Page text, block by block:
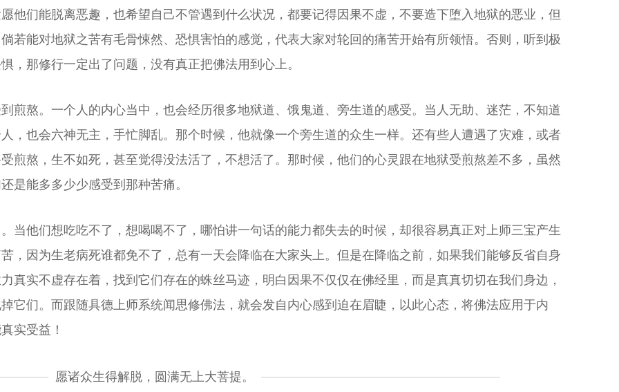
他们能脱离恶趣，也希望自己不管遇到什么状况，都要记得因果不虚，不要造下堕入地狱的恶业，但
若能对地狱之苦有毛骨悚然、恐惧害怕的感觉，代表大家对轮回的痛苦开始有所领悟。否则，听到极
，那修行一定出了问题，没有真正把佛法用到心上。
煎熬。一个人的内心当中，也会经历很多地狱道、饿鬼道、旁生道的感受。当人无助、迷茫，不知道
，也会六神无主，手忙脚乱。那个时候，他就像一个旁生道的众生一样。还有些人遭遇了灾难，或者
煎熬，生不如死，甚至觉得没法活了，不想活了。那时候，他们的心灵跟在地狱受煎熬差不多，虽然
是能多多少少感受到那种苦痛。
当他们想吃吃不了，想喝喝不了，哪怕讲一句话的能力都失去的时候，却很容易真正对上师三宝产生
，因为生老病死谁都免不了，总有一天会降临在大家头上。但是在降临之前，如果我们能够反省自身
真实不虚存在着，找到它们存在的蛛丝马迹，明白因果不仅仅在佛经里，而是真真切切在我们身边，
它们。而跟随具德上师系统闻思修佛法，就会发自内心感到迫在眉睫，以此心态，将佛法应用于内
实受益！
愿诸众生得解脱，圆满无上大菩提。